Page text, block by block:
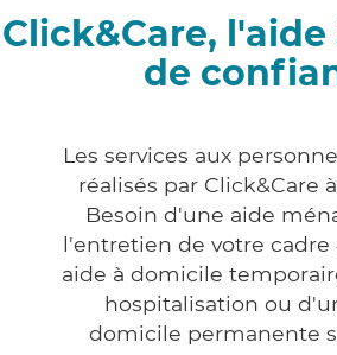
Click&Care,
de
Les services aux
réalisés par Click&Care
Besoin d'une aide
l'entretien de votre cadre
aide à domicile
hospitalisation ou
domicile permanente